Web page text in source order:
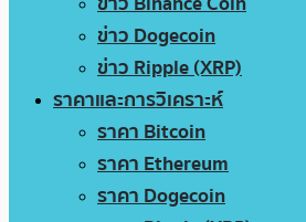
ข่าว Dogecoin
ข่าว Ripple (XRP)
ราคาและการวิเคราะห์
ราคา Bitcoin
ราคา Ethereum
ราคา Dogecoin